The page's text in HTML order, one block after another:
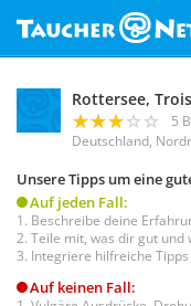
Rottersee,
5
Deutschland,
Unsere Tipps um eine
Auf jeden Fall:
Beschreibe deine
Teile mit, was dir gut
Integriere hilfreiche
Auf keinen Fall: